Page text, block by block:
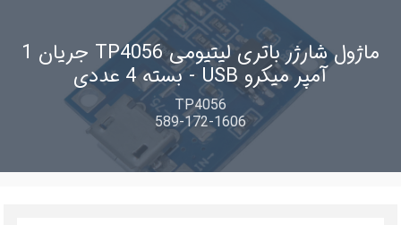
ماژول شارژر باتری لیتیومی TP4056 جریان 1
آمپر میکرو USB - بسته 4 عددی
TP4056
589-172-1606